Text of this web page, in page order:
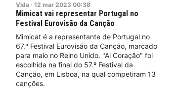
Vida · 12 mar 2023 00:38
Mimicat vai representar Portugal no
Festival Eurovisão da Canção
Mimicat é a representante de Portugal no
67.º Festival Eurovisão da Canção, marcado
para maio no Reino Unido. "Ai Coração" foi
escolhida na final do 57.º Festival da
Canção, em Lisboa, na qual competiram 13
canções.